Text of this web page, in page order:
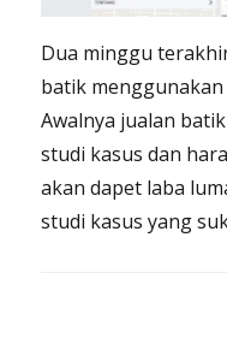
Dua minggu
batik menggunakan
Awalnya jualan
studi kasus dan
akan dapet laba
studi kasus yang